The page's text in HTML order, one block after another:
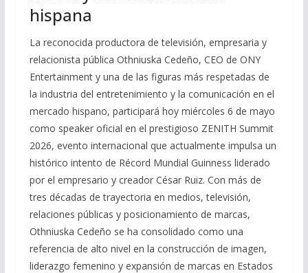
hispana
La reconocida productora de televisión, empresaria y
relacionista pública Othniuska Cedeño, CEO de ONY
Entertainment y una de las figuras más respetadas de
la industria del entretenimiento y la comunicación en el
mercado hispano, participará hoy miércoles 6 de mayo
como speaker oficial en el prestigioso ZENITH Summit
2026, evento internacional que actualmente impulsa un
histórico intento de Récord Mundial Guinness liderado
por el empresario y creador César Ruiz. Con más de
tres décadas de trayectoria en medios, televisión,
relaciones públicas y posicionamiento de marcas,
Othniuska Cedeño se ha consolidado como una
referencia de alto nivel en la construcción de imagen,
liderazgo femenino y expansión de marcas en Estados